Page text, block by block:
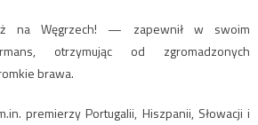
na Węgrzech! — zapewnił w swoim
otrzymując od zgromadzonych
brawa.
premierzy Portugalii, Hiszpanii, Słowacji i